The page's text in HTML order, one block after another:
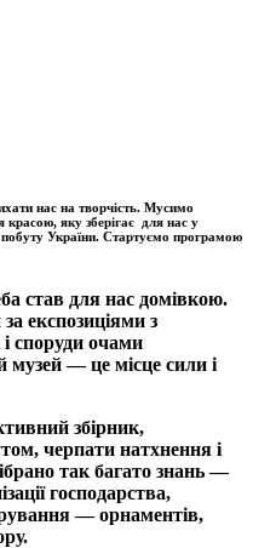
нас на творчість. Мусимо
красою, яку зберігає для нас у
побуту України. Стартуємо програмою
став для нас домівкою.
експозиціями з
і споруди очами
музей — це місце сили і
збірник,
черпати натхнення і
так багато знань —
господарства,
— орнаментів,